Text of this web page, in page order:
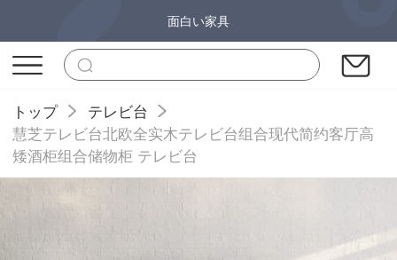
面白い家具
トップ
テレビ台
慧芝テレビ台北欧全实木テレビ台组合现代简约客厅高
矮酒柜组合储物柜 テレビ台